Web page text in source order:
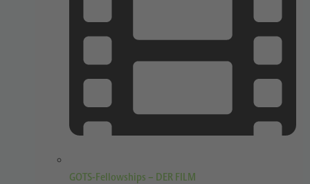
GOTS-Fellowships – DER FILM